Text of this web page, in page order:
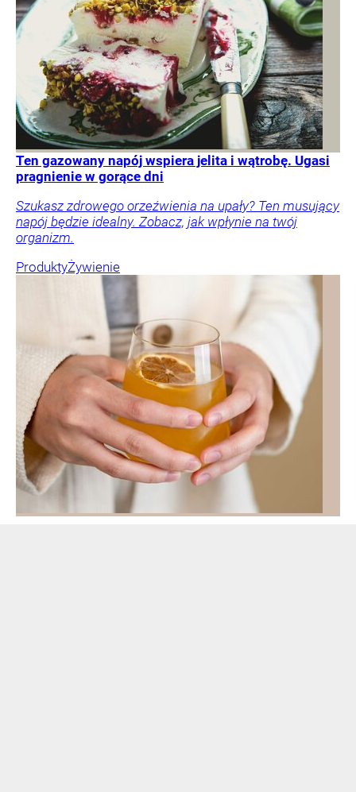
Ten gazowany napój wspiera jelita i wątrobę. Ugasi
pragnienie w gorące dni
Szukasz zdrowego orzeźwienia na upały? Ten musujący
napój będzie idealny. Zobacz, jak wpłynie na twój
organizm.
ProduktyŻywienie